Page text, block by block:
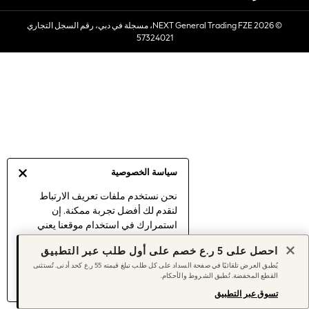
سياسة الخصوصية
نحن نستخدم ملفات تعريف الارتباط
لنقدم لك أفضل تجربة ممكنة. إن
استمرارك في استخدام موقعنا يعني
الارتباط.
اكتشف المزيد عن إدارة إعدادات ملفات
تعريف الارتباط (الكوكيز).
Sets & Outfits
Linen Collection
Women's Holiday Shop
Women's Travel Styles
Linen Collection
Tops & T-Shirts
Cover Ups & Kaftans
Sandals
Swimwear
© 2026 NEXT General Trading FZE، مسجلة في دبي، رقم السجل التجاري
57324021
احصل على 5 ر.ع خصم على أول طلب عبر التطبيق
يُطبق العرض تلقائيًا في صفحة السداد على كل طلب تبلغ قيمته 55 ر.ع كحد أدنى. تُستثنى
القطع المخفضة. تُطبق الشروط والأحكام.
تسوق عبر التطبيق